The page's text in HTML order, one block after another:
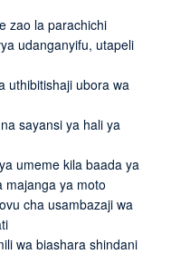
zao la parachichi
udanganyifu, utapeli
uthibitishaji ubora wa
sayansi ya hali ya
umeme kila baada ya
majanga ya moto
cha usambazaji wa
wa biashara shindani